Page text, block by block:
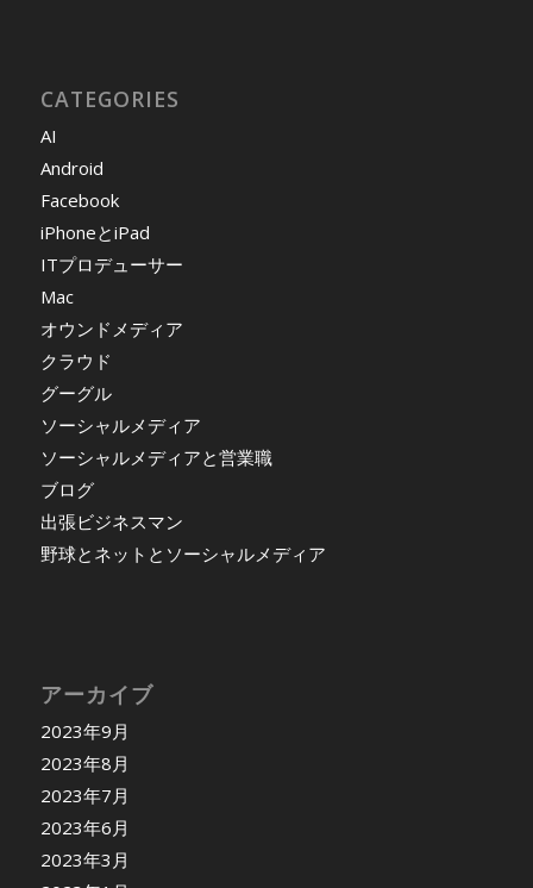
CATEGORIES
AI
Android
Facebook
iPhoneとiPad
ITプロデューサー
Mac
オウンドメディア
クラウド
グーグル
ソーシャルメディア
ソーシャルメディアと営業職
ブログ
出張ビジネスマン
野球とネットとソーシャルメディア
アーカイブ
2023年9月
2023年8月
2023年7月
2023年6月
2023年3月